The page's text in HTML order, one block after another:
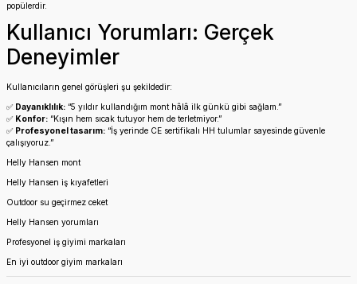
popülerdir.
Kullanıcı Yorumları: Gerçek
Deneyimler
Kullanıcıların genel görüşleri şu şekildedir:
✅ Dayanıklılık: “5 yıldır kullandığım mont hâlâ ilk günkü gibi sağlam.”
✅ Konfor: “Kışın hem sıcak tutuyor hem de terletmiyor.”
✅ Profesyonel tasarım: “İş yerinde CE sertifikalı HH tulumlar sayesinde güvenle
çalışıyoruz.”
Helly Hansen mont
Helly Hansen iş kıyafetleri
Outdoor su geçirmez ceket
Helly Hansen yorumları
Profesyonel iş giyimi markaları
En iyi outdoor giyim markaları